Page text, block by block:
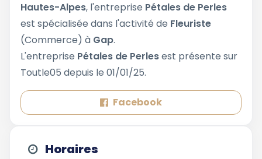
Hautes-Alpes, l'entreprise Pétales de Perles
est spécialisée dans l'activité de Fleuriste
(Commerce) à Gap.
L'entreprise Pétales de Perlesest présente sur
Toutle05 depuis le 01/01/25.
Facebook
Horaires